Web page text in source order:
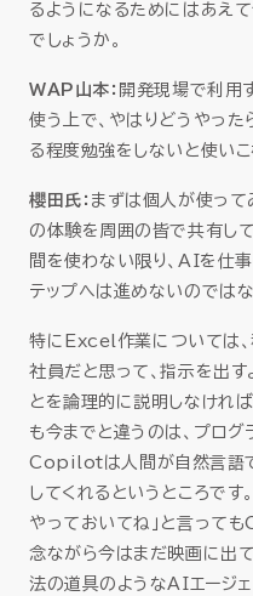
るようになるためにはあえ
でしょうか。
WAP山本： 開発現場で利用
使う上で、やはりどうやった
る程度勉強をしないと使いこ
櫻田氏： まずは個人が使って
の体験を周囲の皆で共有し
間を使わない限り、AIを仕
テップへは進めないのではな
特にExcel作業については
社員だと思って、指示を出す
とを論理的に説明しなけれ
も今までと違うのは、プログ
Copilotは人間が自然言語
してくれるというところです
やっておいてね」と言って
念ながら今はまだ映画に出
法の道具のようなAIエージェ